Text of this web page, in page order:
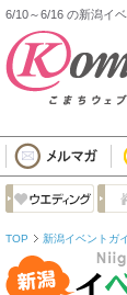
6/10～6/16 の新潟イ
TOP 新潟イベントガ